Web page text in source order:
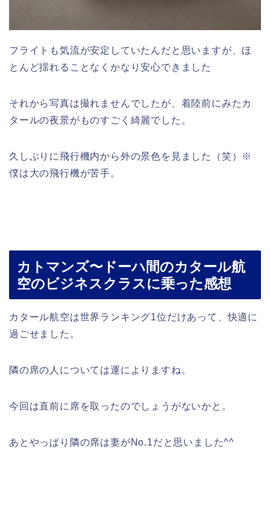
フライトも気流が安定していたんだと思いますが、ほ
とんど揺れることなくかなり安心できました
それから写真は撮れませんでしたが、着陸前にみたカ
タールの夜景がものすごく綺麗でした。
久しぶりに飛行機内から外の景色を見ました（笑）※
僕は大の飛行機が苦手。
カトマンズ〜ドーハ間のカタール航
空のビジネスクラスに乗った感想
カタール航空は世界ランキング1位だけあって、快適に
過ごせました。
隣の席の人については運によりますね。
今回は直前に席を取ったのでしょうがないかと。
あとやっぱり隣の席は妻がNo.1だと思いました^^